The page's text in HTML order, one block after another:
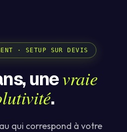
· SETUP SUR DEVIS
unevraie
.
qui correspond à votre